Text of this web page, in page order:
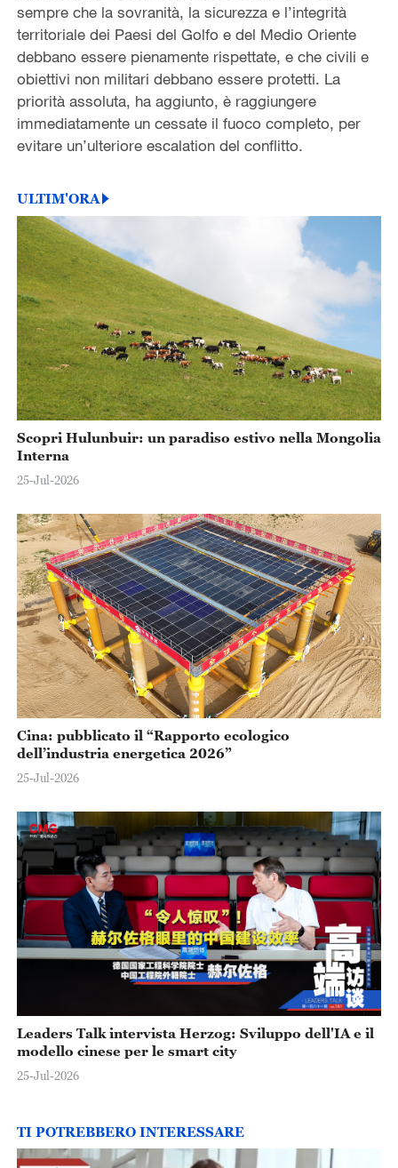
sempre che la sovranità, la sicurezza e l’integrità
territoriale dei Paesi del Golfo e del Medio Oriente
debbano essere pienamente rispettate, e che civili e
obiettivi non militari debbano essere protetti. La
priorità assoluta, ha aggiunto, è raggiungere
immediatamente un cessate il fuoco completo, per
evitare un’ulteriore escalation del conflitto.
ULTIM'ORA
Scopri Hulunbuir: un paradiso estivo nella Mongolia
Interna
25-Jul-2026
Cina: pubblicato il “Rapporto ecologico
dell’industria energetica 2026”
25-Jul-2026
Leaders Talk intervista Herzog: Sviluppo dell'IA e il
modello cinese per le smart city
25-Jul-2026
TI POTREBBERO INTERESSARE